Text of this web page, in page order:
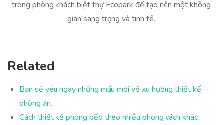
trong phòng khách biệt thự Ecopark để tạo nên một không
gian sang trọng và tinh tế.
Related
Bạn sẽ yêu ngay những mẩu mới về xu hướng thiết kế
phòng ăn.
Cách thiết kế phòng bếp theo nhiều phong cách khác